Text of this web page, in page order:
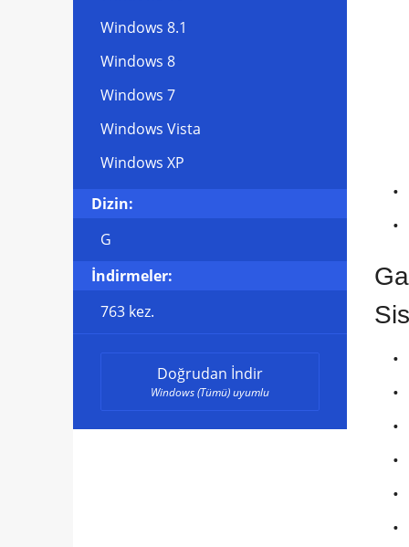
Windows 8.1
Windows 8
Windows 7
Windows Vista
Windows XP
Dizin:
G
İndirmeler:
763 kez.
Doğrudan İndir
Windows (Tümü) uyumlu